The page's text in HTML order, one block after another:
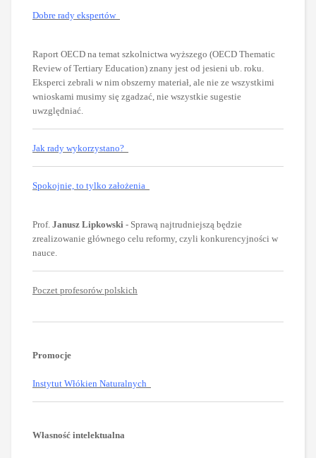
Dobre rady ekspertów
Raport OECD na temat szkolnictwa wyższego (OECD Thematic
Review of Tertiary Education) znany jest od jesieni ub. roku.
Eksperci zebrali w nim obszerny materiał, ale nie ze wszystkimi
wnioskami musimy się zgadzać, nie wszystkie sugestie
uwzględniać.
Jak rady wykorzystano?
Spokojnie, to tylko założenia
Prof. Janusz Lipkowski - Sprawą najtrudniejszą będzie
zrealizowanie głównego celu reformy, czyli konkurencyjności w
nauce.
Poczet profesorów polskich
Promocje
Instytut Włókien Naturalnych
Własność intelektualna